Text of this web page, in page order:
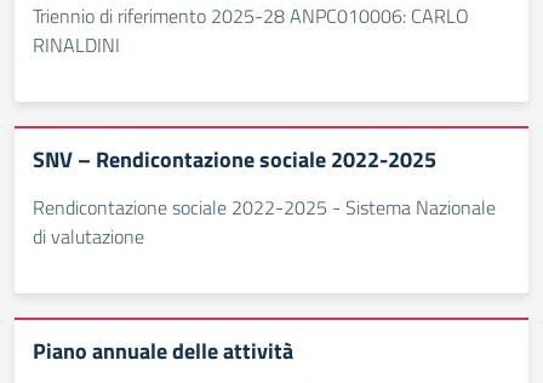
Triennio di riferimento 2025-28 ANPC010006: CARLO
RINALDINI
SNV – Rendicontazione sociale 2022-2025
Rendicontazione sociale 2022-2025 - Sistema Nazionale
di valutazione
Piano annuale delle attività